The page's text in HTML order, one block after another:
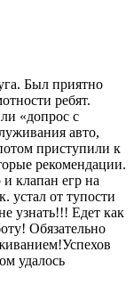
Был приятно
ребят.
«допрос с
авто,
приступили к
рекомендации.
клапан егр на
устал от тупости
узнать!!! Едет как
Обязательно
удалось